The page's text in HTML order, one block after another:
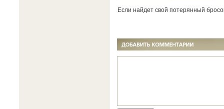
Если найдет свой потерянный